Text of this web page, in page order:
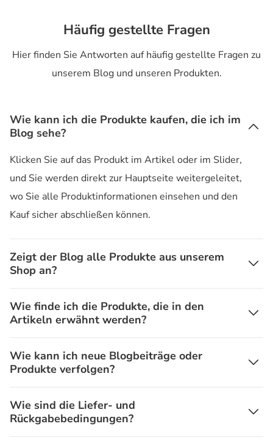
Häufig gestellte Fragen
Hier finden Sie Antworten auf häufig gestellte Fragen zu
unserem Blog und unseren Produkten.
Wie kann ich die Produkte kaufen, die ich im
Blog sehe?
Klicken Sie auf das Produkt im Artikel oder im Slider,
und Sie werden direkt zur Hauptseite weitergeleitet,
wo Sie alle Produktinformationen einsehen und den
Kauf sicher abschließen können.
Zeigt der Blog alle Produkte aus unserem
Shop an?
Wie finde ich die Produkte, die in den
Artikeln erwähnt werden?
Wie kann ich neue Blogbeiträge oder
Produkte verfolgen?
Wie sind die Liefer- und
Rückgabebedingungen?